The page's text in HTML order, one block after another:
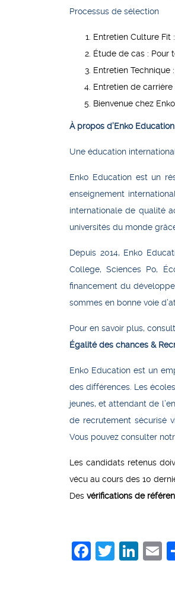
Processus de sélection
Entretien Culture Fit :
Étude de cas : Pour
Entretien Technique :
Entretien de carrière
Bienvenue chez
À propos d’Enko Education
Une éducation
Enko Education est un
enseignement
internationale de qualité
universités du monde
Depuis 2014, Enko
College, Sciences Po,
financement du
sommes en bonne voie
Pour en savoir plus,
Égalité des chances &
Enko Education est un
des différences. Les
jeunes, et attendant de
de recrutement sécurisé
Vous pouvez consulter
Les candidats retenus
vécu au cours des 10
Des vérifications de
Twitter